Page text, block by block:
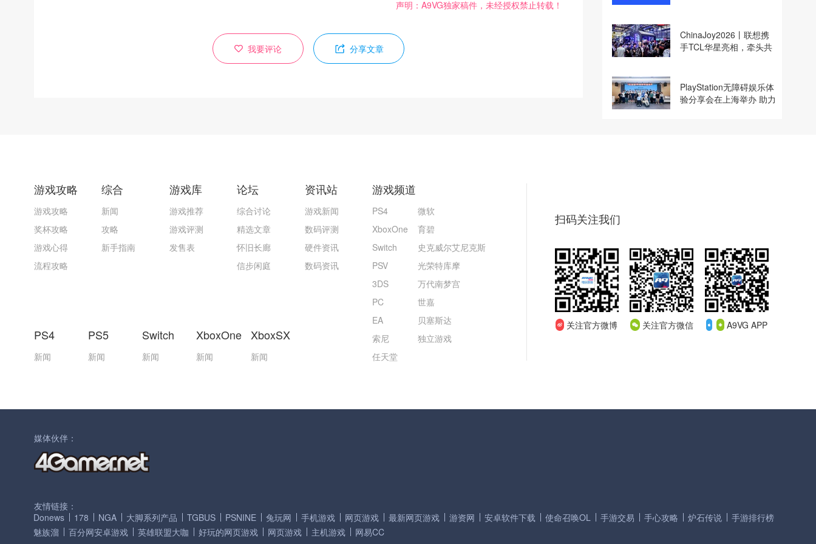
声明：A9VG独家稿件，未经授权禁止转载！
我要评论 分享文章
ChinaJoy2026丨联想携
手TCL华星亮相，牵头共
PlayStation无障碍娱乐体
验分享会在上海举办 助力
游戏攻略
游戏攻略
奖杯攻略
游戏心得
流程攻略
综合
新闻
攻略
新手指南
游戏库
游戏推荐
游戏评测
发售表
论坛
综合讨论
精选文章
怀旧长廊
信步闲庭
PS4
新闻
PS5
新闻
Switch
新闻
XboxOne
新闻
XboxSX
新闻
资讯站
游戏新闻
数码评测
硬件资讯
数码资讯
游戏频道
PS4
XboxOne
Switch
PSV
3DS
PC
EA
索尼
任天堂
微软
育碧
史克威尔艾尼克斯
光荣特库摩
万代南梦宫
世嘉
贝塞斯达
独立游戏
扫码关注我们
关注官方微博 关注官方微信 A9VG APP
媒体伙伴：
友情链接：
Donews
178 NGA 大脚系列产品 TGBUS PSNINE 兔玩网 手机游戏 网页游戏 最新网页游戏 游资网 安卓软件下载 使命召唤OL 手游交易 手心攻略 炉石传说
手游排行榜
魅族溜
百分网安卓游戏 英雄联盟大咖 好玩的网页游戏 网页游戏 主机游戏 网易CC